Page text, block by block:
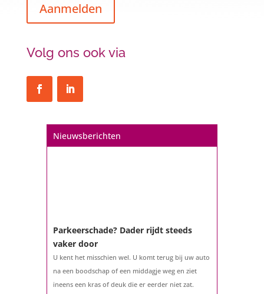
Aanmelden
Volg ons ook via
Nieuwsberichten
Parkeerschade? Dader rijdt steeds
vaker door
U kent het misschien wel. U komt terug bij uw auto
na een boodschap of een middagje weg en ziet
ineens een kras of deuk die er eerder niet zat.